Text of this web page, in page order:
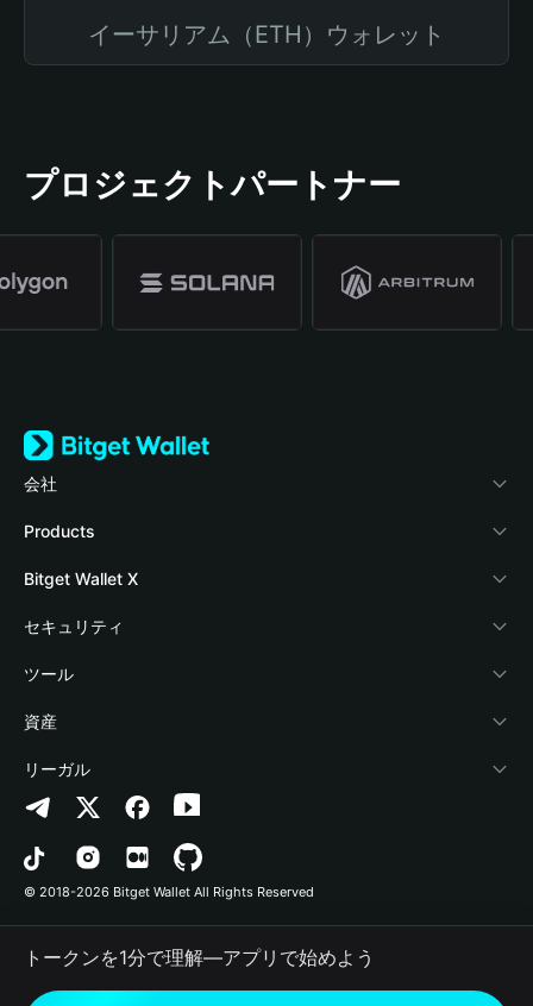
イーサリアム（ETH）ウォレット
プロジェクトパートナー
会社
Bitget Walletについて
ブログ
アカデミー
暗号資産ニュース
Help Center
お問い合わせ
ブランドリソース
キャリア
Products
Crypto Card
Stablecoin Earn
Payfi Crypto
Crypto Swap API
Altcoin Season Index
Prediction Markets
DApp
RWA
Bitget Wallet X
デベロッパー
ウォレットを接続
Bitget Wallet Pay
プロジェクトを掲載
セキュリティ
保護基金
セキュリティ技術
ツール
暗号資産を購入
認証検出
コントラクト検出
一括送金
資産
Arbitrum
Avalanche
Bitcoin
Polygon
リーガル
プライバシーポリシー
利用規約
© 2018-2026 Bitget Wallet All Rights Reserved
トークンを1分で理解―アプリで始めよう